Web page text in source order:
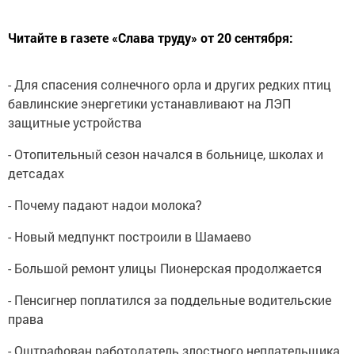
Читайте в газете «Слава труду» от 20 сентября:
- Для спасения солнечного орла и других редких птиц
бавлинские энергетики устанавливают на ЛЭП
защитные устройства
- Отопительный сезон начался в больнице, школах и
детсадах
- Почему падают надои молока?
- Новый медпункт построили в Шамаево
- Большой ремонт улицы Пионерская продолжается
- Пенсигнер поплатился за поддельные водительские
права
- Оштрафован работодатель злостного неплательщика